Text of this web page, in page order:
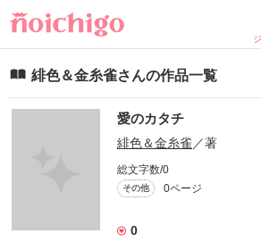
緋色＆金糸雀さんの作品一覧
愛のカタチ
緋色＆金糸雀 ／著
総文字数/0
その他 0ページ
0